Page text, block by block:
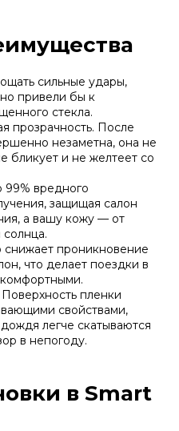
сильные удары,
привели бы к
стекла.
прозрачность. После
незаметна, она не
бликует и не желтеет со
99% вредного
защищая салон
а вашу кожу — от
снижает проникновение
что делает поездки в
пленки
свойствами,
легче скатываются
в непогоду.
в Smart